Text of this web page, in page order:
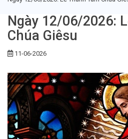
Ngày 12/06/2026:
Chúa Giêsu
11-06-2026